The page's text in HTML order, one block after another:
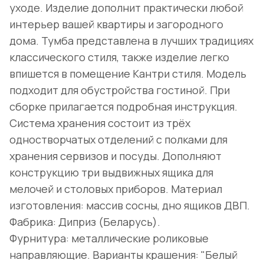
уходе. Изделие дополнит практически любой
интерьер вашей квартиры и загородного
дома. Тумба представлена в лучших традициях
классического стиля, также изделие легко
впишется в помещение Кантри стиля. Модель
подходит для обустройства гостиной. При
сборке прилагается подробная инструкция.
Система хранения состоит из трёх
одностворчатых отделений с полками для
хранения сервизов и посуды. Дополняют
конструкцию три выдвижных ящика для
мелочей и столовых приборов. Материал
изготовления: массив сосны, дно ящиков ДВП.
Фабрика: Диприз (Беларусь).
Фурнитура: металлические роликовые
направляющие. Варианты крашения: "Белый